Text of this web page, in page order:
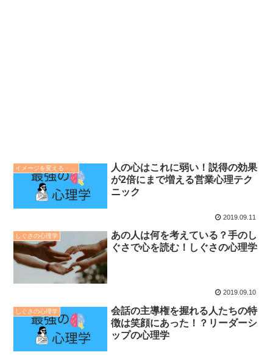
人の心はこれに弱い！説得の効果
が2倍にまで増える営業心理テク
ニック
2019.09.11
しぐさの心理学
あの人は何を考えている？手のし
ぐさで心を読む！しぐさの心理学
2019.09.10
しぐさの心理学
会話の主導権を握れる人たちの特
徴は笑顔にあった！？リーダーシ
ップの心理学